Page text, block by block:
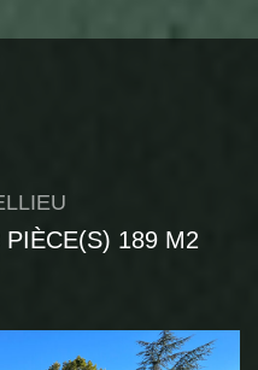
189 M2